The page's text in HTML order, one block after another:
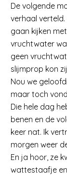
De volgende
verhaal
gaan kijken
vruchtwater
geen
slijmprop kon
Nou we
maar toch
Die hele dag
benen en de
keer nat. Ik
morgen weer
En ja hoor, ze
wattestaafje